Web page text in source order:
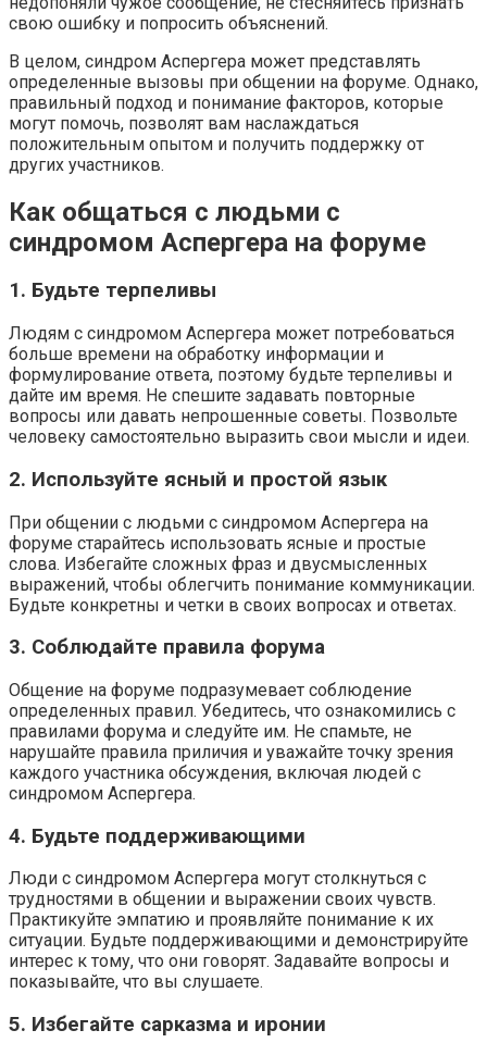
свою ошибку и попросить объяснений.
В целом, синдром Аспергера может представлять
определенные вызовы при общении на форуме. Однако,
правильный подход и понимание факторов, которые
могут помочь, позволят вам наслаждаться
положительным опытом и получить поддержку от
других участников.
Как общаться с людьми с
синдромом Аспергера на форуме
1. Будьте терпеливы
Людям с синдромом Аспергера может потребоваться
больше времени на обработку информации и
формулирование ответа, поэтому будьте терпеливы и
дайте им время. Не спешите задавать повторные
вопросы или давать непрошенные советы. Позвольте
человеку самостоятельно выразить свои мысли и идеи.
2. Используйте ясный и простой язык
При общении с людьми с синдромом Аспергера на
форуме старайтесь использовать ясные и простые
слова. Избегайте сложных фраз и двусмысленных
выражений, чтобы облегчить понимание коммуникации.
Будьте конкретны и четки в своих вопросах и ответах.
3. Соблюдайте правила форума
Общение на форуме подразумевает соблюдение
определенных правил. Убедитесь, что ознакомились с
правилами форума и следуйте им. Не спамьте, не
нарушайте правила приличия и уважайте точку зрения
каждого участника обсуждения, включая людей с
синдромом Аспергера.
4. Будьте поддерживающими
Люди с синдромом Аспергера могут столкнуться с
трудностями в общении и выражении своих чувств.
Практикуйте эмпатию и проявляйте понимание к их
ситуации. Будьте поддерживающими и демонстрируйте
интерес к тому, что они говорят. Задавайте вопросы и
показывайте, что вы слушаете.
5. Избегайте сарказма и иронии